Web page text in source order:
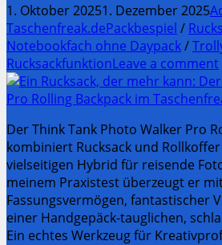
1. Oktober 20251. Dezember 2025
Taschenfreak.dePackbespiel /
Notebookfach ohne Daypack/
RucksackfunktionLeave a comment
Der Think Tank Photo Walker Pro
kombiniert Rucksack und
vielseitigen Hybrid für reisende
meinem Praxistest überzeugt er
Fassungsvermögen, fantastischer
einer Handgepäck-tauglichen,
Ein echtes Werkzeug für